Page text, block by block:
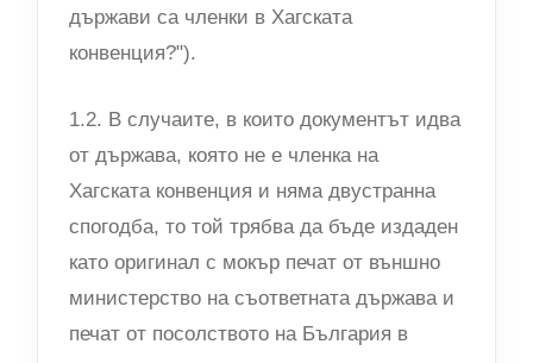
държави са членки в Хагската
конвенция?").
1.2. В случаите, в които документът идва
от държава, която не е членка на
Хагската конвенция и няма двустранна
спогодба, то той трябва да бъде издаден
като оригинал с мокър печат от външно
министерство на съответната държава и
печат от посолството на България в